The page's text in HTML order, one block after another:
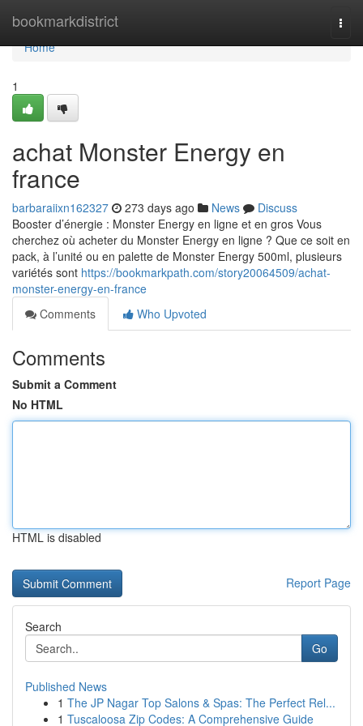
bookmarkdistrict
Home
Home
1
achat Monster Energy en
france
barbaraiixn162327 273 days ago News
Discuss
Booster d’énergie : Monster Energy en ligne et en gros Vous
cherchez où acheter du Monster Energy en ligne ? Que ce soit en
pack, à l’unité ou en palette de Monster Energy 500ml, plusieurs
variétés sont https://bookmarkpath.com/story20064509/achat-
monster-energy-en-france
Comments
Who Upvoted
Comments
Submit a Comment
No HTML
HTML is disabled
Report Page
Search
Go
Published News
1 The JP Nagar Top Salons & Spas: The Perfect Rel...
1 Tuscaloosa Zip Codes: A Comprehensive Guide